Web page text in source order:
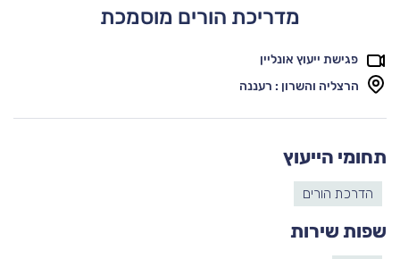
מדריכת הורים מוסמכת
פגישת ייעוץ אונליין
הרצליה והשרון : רעננה
תחומי הייעוץ
הדרכת הורים
שפות שירות